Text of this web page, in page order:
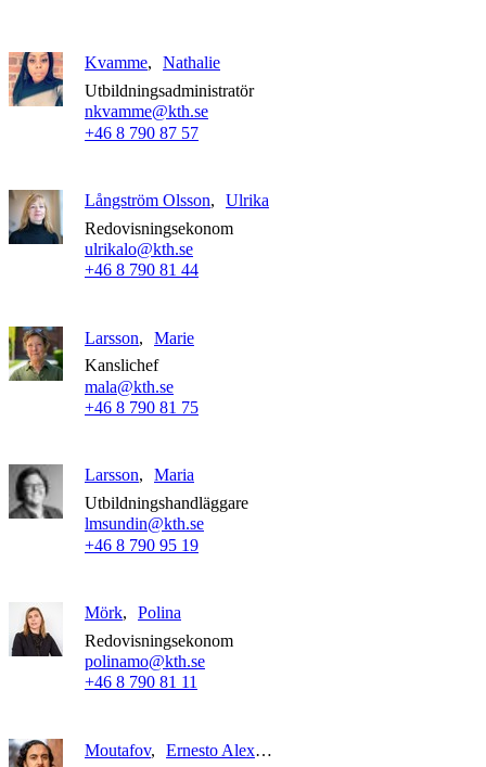
Kvamme
Nathalie
Utbildningsadministratör
nkvamme@kth.se
+46 8 790 87 57
Långström Olsson
Ulrika
Redovisningsekonom
ulrikalo@kth.se
+46 8 790 81 44
Larsson
Marie
Kanslichef
mala@kth.se
+46 8 790 81 75
Larsson
Maria
Utbildningshandläggare
lmsundin@kth.se
+46 8 790 95 19
Mörk
Polina
Redovisningsekonom
polinamo@kth.se
+46 8 790 81 11
Moutafov
Ernesto Alexander